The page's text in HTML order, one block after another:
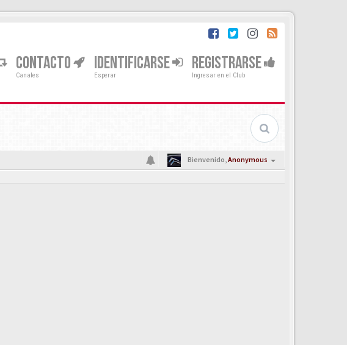
CONTACTO
Canales
IDENTIFICARSE
Esperar
REGISTRARSE
Ingresar en el Club
Bienvenido,Anonymous